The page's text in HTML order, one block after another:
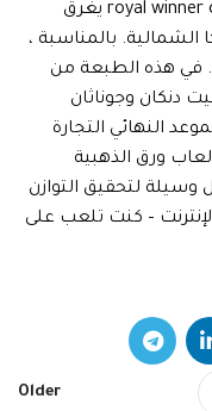
royal winner casino no deposit bonus 100 free spins يغرق
الشمالية. بالمناسبة ،
. في هذه الطبعة من
دنكان وجوناثان
النهائي التجارة
ورق الذهبية
وسيلة لتحقيق التوازن
الإنترنت – كنت تلعب على
Older